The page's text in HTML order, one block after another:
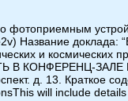
фотоприемным
Название доклада:
и космических
В КОНФЕРЕНЦ-ЗАЛЕ
д. 13. Краткое
will include details